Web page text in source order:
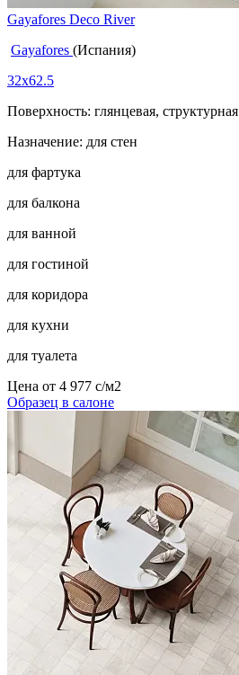
Gayafores Deco River
Gayafores (Испания)
32x62.5
Поверхность: глянцевая, структурная
Назначение: для стен
для фартука
для балкона
для ванной
для гостиной
для коридора
для кухни
для туалета
Цена от 4 977 c/м2
Образец в салоне